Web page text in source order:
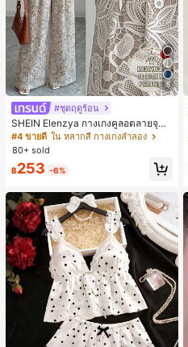
5
#ชุดฤดูร้อน
SHEIN Elenzya กางเกงคูลอตลายจุดเ
อวสูงแบบใหม่สำหรับฤดูใบไม้ผลิ/ฤดูร้อ
น, สไตล์หรูหราเหมาะสำหรับใส่ในชีวิต
ประจำวันและทำงาน, ให้ความรู้สึกวินเ
ทจสำหรับฤดูรับปริญญา, เทศกาลดนตร
ี, การแข่งม้าดาร์บี้, วันประกาศอิสรภาพ
#4 ขายดี ใน หลากสี กางเกงลำลอง
80+ sold
฿253 -6%